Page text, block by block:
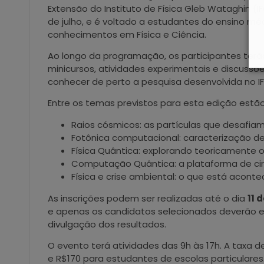
Extensão do Instituto de Física Gleb Wataghin
de julho, e é voltado a estudantes do ensino
conhecimentos em Física e Ciência.
Ao longo da programação, os participantes
minicursos, atividades experimentais e
conhecer de perto a pesquisa desenvolvida no
Entre os temas previstos para esta edição
Raios cósmicos: as partículas que
Fotônica computacional: caracterização
Física Quântica: explorando teoricamente
Computação Quântica: a plataforma de
Física e crise ambiental: o que está
As inscrições podem ser realizadas até o dia 11
e apenas os candidatos selecionados
divulgação dos resultados.
O evento terá atividades das 9h às 17h. A taxa
e R$170 para estudantes de escolas particulares.